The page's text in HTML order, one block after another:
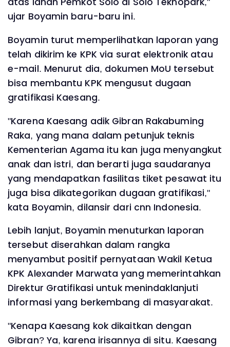
ujar Boyamin baru-baru ini.
Boyamin turut memperlihatkan laporan yang
telah dikirim ke KPK via surat elektronik atau
e-mail. Menurut dia, dokumen MoU tersebut
bisa membantu KPK mengusut dugaan
gratifikasi Kaesang.
"Karena Kaesang adik Gibran Rakabuming
Raka, yang mana dalam petunjuk teknis
Kementerian Agama itu kan juga menyangkut
anak dan istri, dan berarti juga saudaranya
yang mendapatkan fasilitas tiket pesawat itu
juga bisa dikategorikan dugaan gratifikasi,"
kata Boyamin, dilansir dari cnn Indonesia.
Lebih lanjut, Boyamin menuturkan laporan
tersebut diserahkan dalam rangka
menyambut positif pernyataan Wakil Ketua
KPK Alexander Marwata yang memerintahkan
Direktur Gratifikasi untuk menindaklanjuti
informasi yang berkembang di masyarakat.
"Kenapa Kaesang kok dikaitkan dengan
Gibran? Ya, karena irisannya di situ. Kaesang